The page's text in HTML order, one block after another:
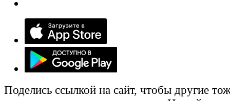
Поделись ссылкой на сайт, чтобы другие